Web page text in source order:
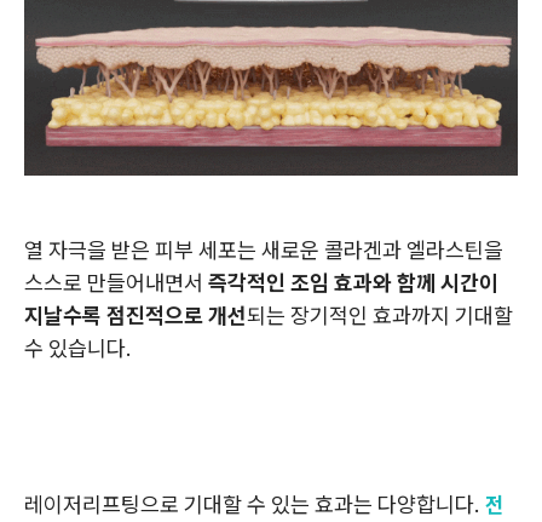
열 자극을 받은 피부 세포는 새로운 콜라겐과 엘라스틴을
스스로 만들어내면서 즉각적인 조임 효과와 함께 시간이
지날수록 점진적으로 개선되는 장기적인 효과까지 기대할
수 있습니다.
레이저리프팅으로 기대할 수 있는 효과는 다양합니다. 전